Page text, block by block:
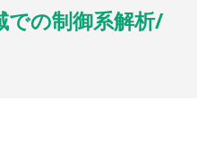
の制御系解析/